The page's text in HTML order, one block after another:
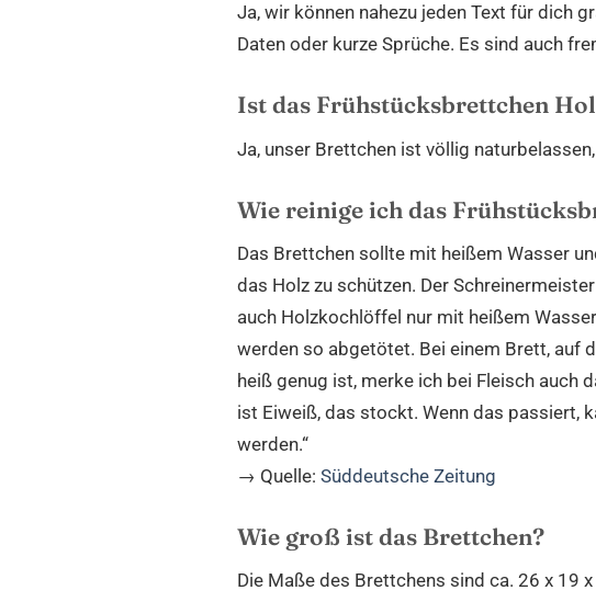
Ja, wir können nahezu jeden Text für dich
Daten oder kurze Sprüche. Es sind auch
Ist das Frühstücksbrettchen
Ja, unser Brettchen ist völlig
Wie reinige ich das
Das Brettchen sollte mit heißem Wasser
das Holz zu schützen. Der
auch Holzkochlöffel nur mit heißem
werden so abgetötet. Bei einem Brett, auf
heiß genug ist, merke ich bei Fleisch auch
ist Eiweiß, das stockt. Wenn das passiert,
werden.“
→ Quelle: Süddeutsche Zeitung
Wie groß ist das Brettchen?
Die Maße des Brettchens sind ca. 26 x 19